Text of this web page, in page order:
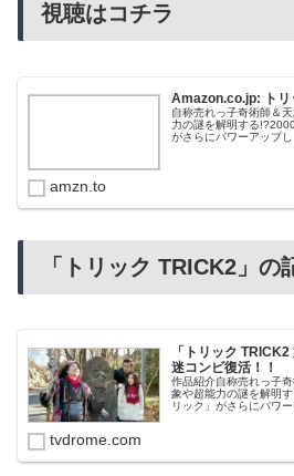
視聴はコチラ
Amazon.co.jp: ト
自称売れっ子奇術師＆
力の謎を解明する
がさらにパワーアップ
amzn.to
「トリック TRICK2」の
「トリック
迷コンビ復活！！
作品紹介自称売れっ子
象や超能力の謎を解明
リック」がさらにパワ
tvdrome.com